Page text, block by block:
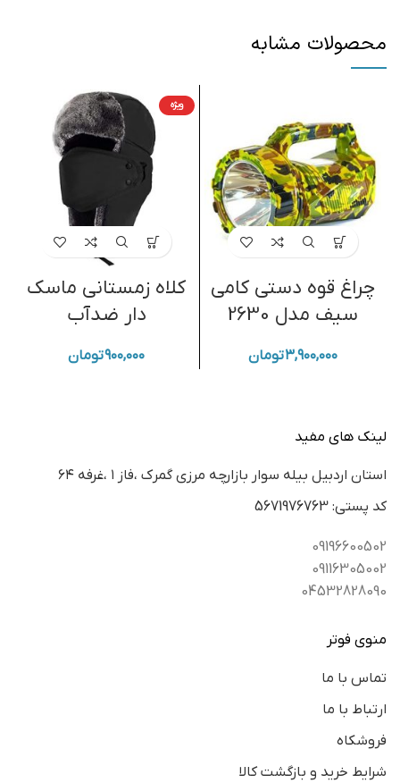
محصولات مشابه
چراغ قوه دستی کامی
سیف مدل 2630
۳,۹۰۰,۰۰۰تومان
ویژه
کلاه زمستانی ماسک
دار ضدآب
۹۰۰,۰۰۰تومان
لینک های مفید
استان اردبيل بيله سوار بازارچه مرزي گمرك ،فاز ١ ،غرفه ٦٤
كد پستي: 5671976763
09196600502
09116305002
04532828090
منوی فوتر
تماس با ما
ارتباط با ما
فروشکاه
شرایط خرید و بازگشت کالا